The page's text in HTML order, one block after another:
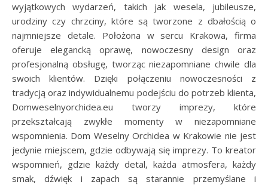
wyjątkowych wydarzeń, takich jak wesela, jubileusze,
urodziny czy chrzciny, które są tworzone z dbałością o
najmniejsze detale. Położona w sercu Krakowa, firma
oferuje elegancką oprawę, nowoczesny design oraz
profesjonalną obsługę, tworząc niezapomniane chwile dla
swoich klientów. Dzięki połączeniu nowoczesności z
tradycją oraz indywidualnemu podejściu do potrzeb klienta,
Domweselnyorchidea.eu tworzy imprezy, które
przekształcają zwykłe momenty w niezapomniane
wspomnienia. Dom Weselny Orchidea w Krakowie nie jest
jedynie miejscem, gdzie odbywają się imprezy. To kreator
wspomnień, gdzie każdy detal, każda atmosfera, każdy
smak, dźwięk i zapach są starannie przemyślane i